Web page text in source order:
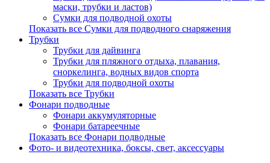
маски, трубки и ластов)
Сумки для подводной охоты
Показать все Сумки для подводного снаряжения
Трубки
Трубки для дайвинга
Трубки для пляжного отдыха, плавания,
сноркелинга, водных видов спорта
Трубки для подводной охоты
Показать все Трубки
Фонари подводные
Фонари аккумуляторные
Фонари батареечные
Показать все Фонари подводные
Фото- и видеотехника, боксы, свет, аксессуары